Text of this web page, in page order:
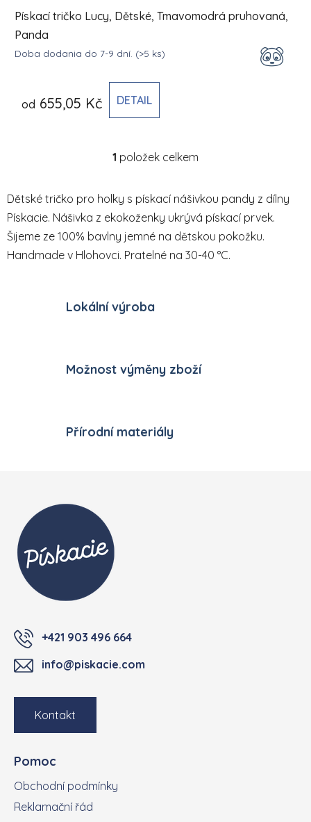
Pískací tričko Lucy, Dětské, Tmavomodrá pruhovaná,
Panda
Doba dodania do 7-9 dní. (>5 ks)
od 655,05 Kč DETAIL
Ovládací prvky výpisu
1 položek celkem
Dětské tričko pro holky s pískací nášivkou pandy z dílny
Pískacie. Nášivka z ekokoženky ukrývá pískací prvek.
Šijeme ze 100% bavlny jemné na dětskou pokožku.
Handmade v Hlohovci. Pratelné na 30-40 °C.
Lokální výroba
Možnost výměny zboží
Přírodní materiály
+421 903 496 664
info@piskacie.com
Kontakt
Pomoc
Obchodní podmínky
Reklamační řád